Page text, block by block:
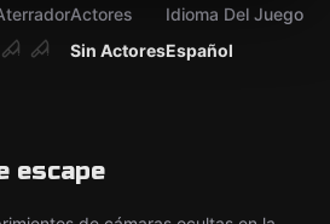
Sin Actores
Actores
Español
Idioma Del Juego
escape